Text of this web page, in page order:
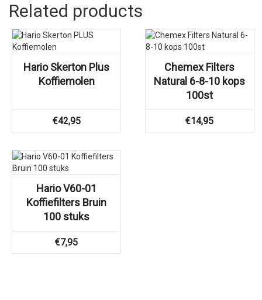
Related products
Hario Skerton Plus
Koffiemolen
€42,95
Chemex Filters
Natural 6-8-10 kops
100st
€14,95
Hario V60-01
Koffiefilters Bruin
100 stuks
€7,95